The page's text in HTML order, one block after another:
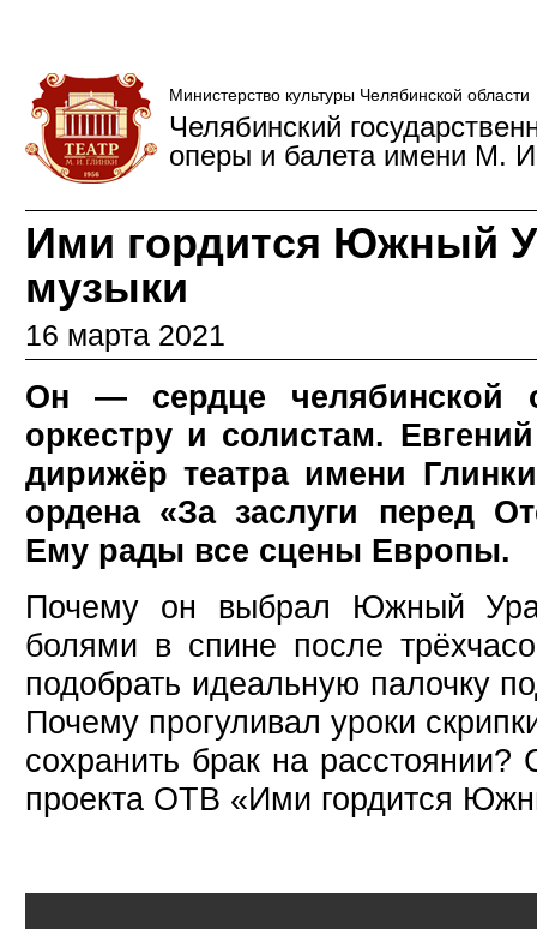
Министерство культуры Челябинской области
Челябинский
оперы и балета имени М.
Ими гордится Южный
музыки
16 марта 2021
Он — сердце челябинской
оркестру и солистам.
дирижёр театра имени
ордена «За заслуги перед
Ему рады все сцены Европы.
Почему он выбрал Южный
болями в спине после
подобрать идеальную палочку
Почему прогуливал уроки
сохранить брак на
проекта ОТВ «Ими гордится